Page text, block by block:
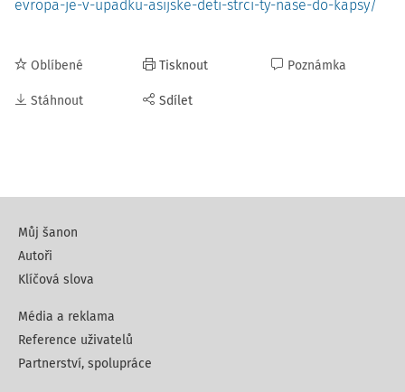
evropa-je-v-upadku-asijske-deti-strci-ty-nase-do-kapsy/
Oblíbené
Stáhnout
Tisknout
Sdílet
Poznámka
Můj šanon
Autoři
Klíčová slova
Média a reklama
Reference uživatelů
Partnerství, spolupráce